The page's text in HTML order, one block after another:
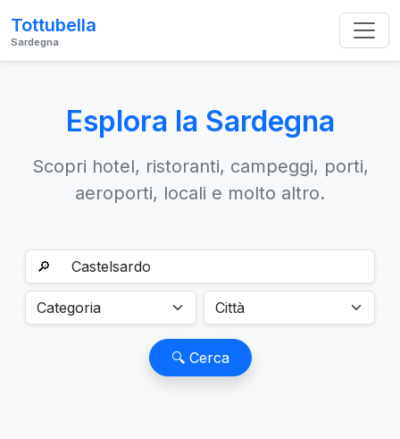
Tottubella
Sardegna
Esplora la Sardegna
Scopri hotel, ristoranti, campeggi, porti,
aeroporti, locali e molto altro.
🔎
🔍 Cerca